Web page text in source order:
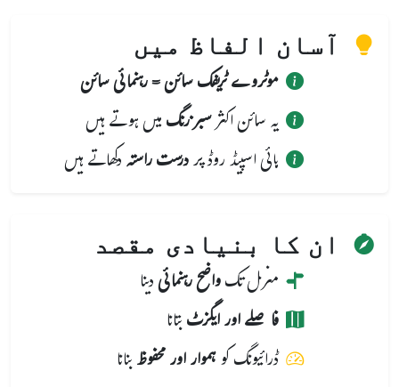
آسان الفاظ میں
موٹروے ٹریفک سائن = رہنمائی سائن
یہ سائن اکثرسبز رنگمیں ہوتے ہیں
ہائی اسپیڈ روڈ پردرست راستہدکھاتے ہیں
ان کا بنیادی مقصد
منزل تکواضح رہنمائیدینا
فاصلے اور ایگزٹبتانا
ڈرائیونگ کوہموار اور محفوظبنانا